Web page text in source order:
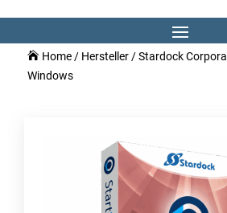
Home/ Hersteller/Stardock
Windows